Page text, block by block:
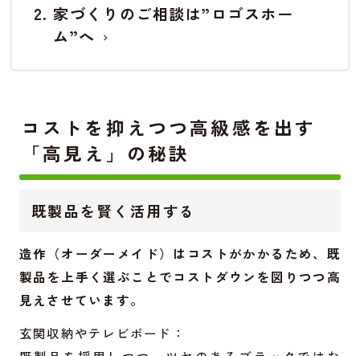
家づくりのご相談は”ロゴスホー
ム”へ
コストを抑えつつ高級感を出す
「高見え」の秘訣
既製品を賢く活用する
造作（オーダーメイド）はコストがかかるため、既
製品を上手く選ぶことでコストダウンを図りつつ高
見えさせています。
玄関収納やテレビボード：